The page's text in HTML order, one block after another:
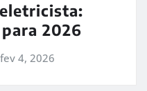
2026
fev 4, 2026